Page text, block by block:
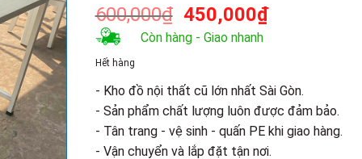
600,000₫ Giá
gốc
là:
450,000₫Giá
450,000₫.
Còn hàng - Giao nhanh
Hết hàng
- Kho đồ nội thất cũ lớn nhất Sài Gòn.
- Sản phẩm chất lượng luôn được đảm bảo.
- Tân trang - vệ sinh - quấn PE khi giao hàng.
- Vận chuyển và lắp đặt tận nơi.